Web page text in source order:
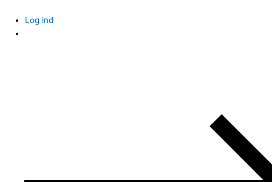
content
Log ind